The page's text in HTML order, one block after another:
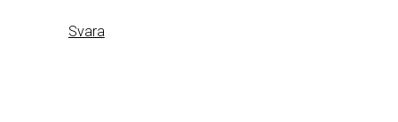
Svara